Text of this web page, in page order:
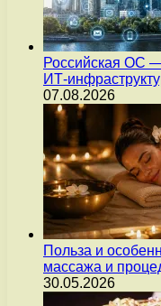
Российская ОС —
ИТ-
07.08.2026
Польза и
массажа и
30.05.2026